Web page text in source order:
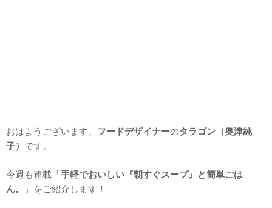
おはようございます、 フードデザイナーのタラゴン（奥津純
子） です。
今週も連載「手軽でおいしい『朝すぐスープ』と簡単ごは
ん。
」をご紹介します！